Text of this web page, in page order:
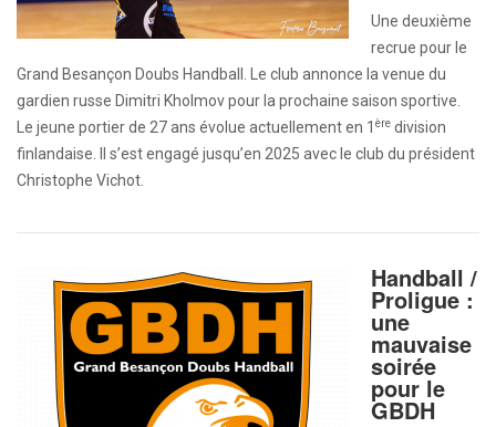
Une deuxième
recrue pour le
Grand Besançon Doubs Handball. Le club annonce la venue du
gardien russe Dimitri Kholmov pour la prochaine saison sportive.
Le jeune portier de 27 ans évolue actuellement en 1 ère division
finlandaise. Il s’est engagé jusqu’en 2025 avec le club du président
Christophe Vichot.
Handball /
Proligue :
une
mauvaise
soirée
pour le
GBDH